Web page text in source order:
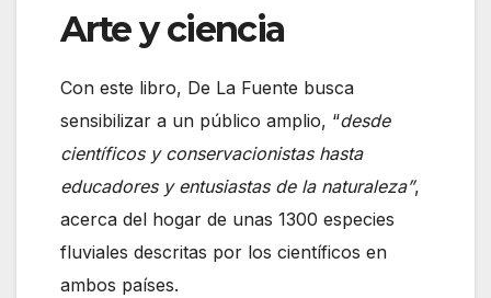
Arte y ciencia
Con este libro, De La Fuente busca
sensibilizar a un público amplio, “desde
científicos y conservacionistas hasta
educadores y entusiastas de la naturaleza”,
acerca del hogar de unas 1300 especies
fluviales descritas por los científicos en
ambos países.